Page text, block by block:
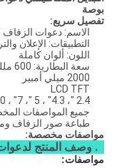
بوصة
تفصيل سريع:
الاسم: دعوات الزفاف
التطبيقات: الإعلان
اللون: ألوان كاملة
2000 ميلي أمبير
LCD TFT
2.4 "، 4.3" ، 5 "، 7" ، 10 "
جميع المواصفات
طباعة صور الزفاف
مواصفات مخصصة:
مواصفات: